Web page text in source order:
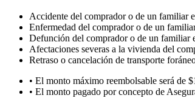
Accidente del comprador o de un familiar
Enfermedad del comprador o de un
Defunción del comprador o de un familiar
Afectaciones severas a la vivienda del
Retraso o cancelación de transporte
• El monto máximo reembolsable será de
• El monto pagado por concepto de